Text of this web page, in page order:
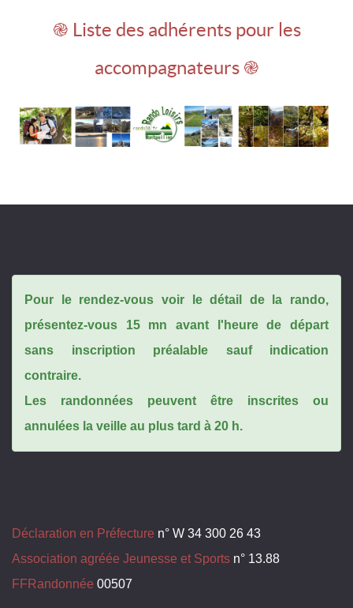
֎ Liste des adhérents pour les
accompagnateurs ֎
Pour le rendez-vous voir le détail de la rando,
présentez-vous 15 mn avant l'heure de départ
sans inscription préalable sauf indication
contraire.
Les randonnées peuvent être inscrites ou
annulées la veille au plus tard à 20 h.
Déclaration en Préfecture n° W 34 300 26 43
Association agréée Jeunesse et Sports n° 13.88
FFRandonnée 00507